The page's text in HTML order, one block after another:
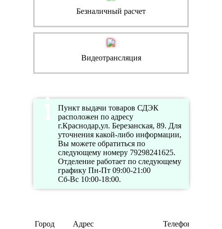
Безналичный расчет
Видеотрансляция
Пункт выдачи товаров СДЭК
расположен по адресу
г.Краснодар,ул. Березанская, 89. Для
уточнения какой-либо информации,
Вы можете обратиться по
следующему номеру 79298241625.
Отделение работает по следующему
графику Пн-Пт 09:00-21:00
Сб-Вс 10:00-18:00.
Город Адрес Телефон